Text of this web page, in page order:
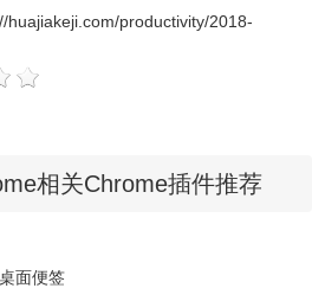
huajiakeji.com/productivity/2018-
相关Chrome插件推荐
面便签